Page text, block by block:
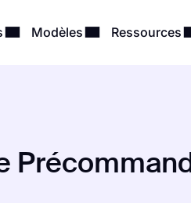
Modèles Ressources